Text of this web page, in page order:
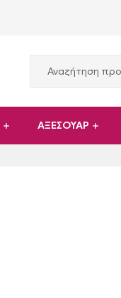
ΑΞΕΣΟΥΑΡ